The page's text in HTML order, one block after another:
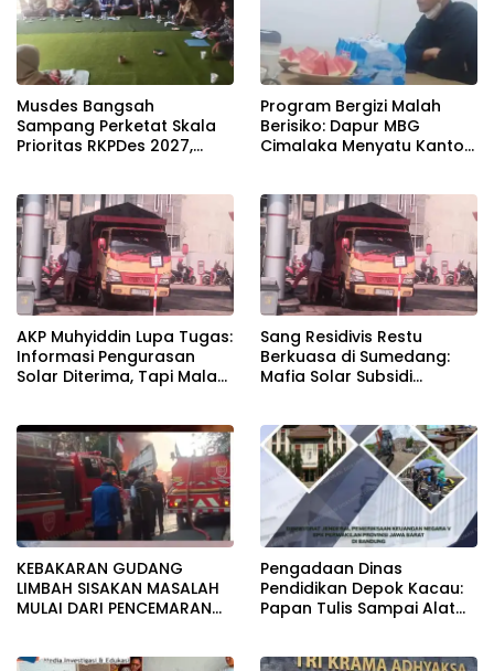
Musdes Bangsah
Sampang Perketat Skala
Prioritas RKPDes 2027,
pada pemerataan yang
seragam
Program Bergizi Malah
Berisiko: Dapur MBG
Cimalaka Menyatu Kantor
AKP Muhyiddin Lupa Tugas:
Informasi Pengurasan
Solar Diterima, Tapi Malah
Sang Residivis Restu
Berkuasa di Sumedang:
Mafia Solar Subsidi
Bungkam
KEBAKARAN GUDANG
LIMBAH SISAKAN MASALAH
MULAI DARI PENCEMARAN
Pengadaan Dinas
Pendidikan Depok Kacau:
Papan Tulis Sampai Alat